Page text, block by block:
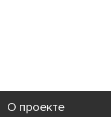
О проекте